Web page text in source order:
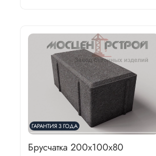
ГАРАНТИЯ 3 ГОДА
Брусчатка 200х100х80